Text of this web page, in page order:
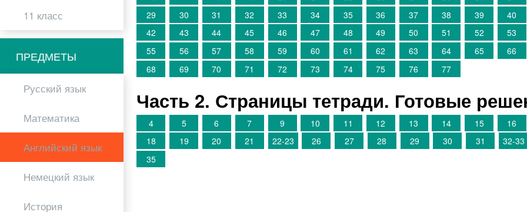
11 класс
ПРЕДМЕТЫ
Русский язык
Математика
Английский язык
Немецкий язык
История
29
30 31 32 33 34 35 36 37 38 39 40
42
43 44 45 46 47 48 49 50 51 52 53
55
56 57 58 59 60 61 62 63 64 65 66
68
69 70 71 72 73 74 75 76 77
Часть 2. Страницы тетради. Готовые
4 5 6 7 9 10 11 12 13 14 15 16
18
19 20 21 22-23 26 27 28 29 30 31 32-33
35